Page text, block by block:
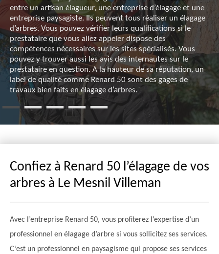
entre un artisan élagueur, une entreprise d’élagage et une
entreprise paysagiste. Ils peuvent tous réaliser un élagage
d’arbres. Vous pouvez vérifier leurs qualifications si le
prestataire que vous allez appeler dispose des
compétences nécessaires sur les sites spécialisés. Vous
pouvez y trouver aussi les avis des internautes sur le
prestataire en question. A la hauteur de sa réputation, un
label de qualité comme Renard 50 sont des gages de
travaux bien faits en élagage d’arbres.
Confiez à Renard 50 l’élagage de vos
arbres à Le Mesnil Villeman
Avec l’entreprise Renard 50, vous profiterez l’expertise d’un
professionnel en élagage d’arbre si vous sollicitez ses services.
C’est un professionnel en paysagisme qui propose ses services